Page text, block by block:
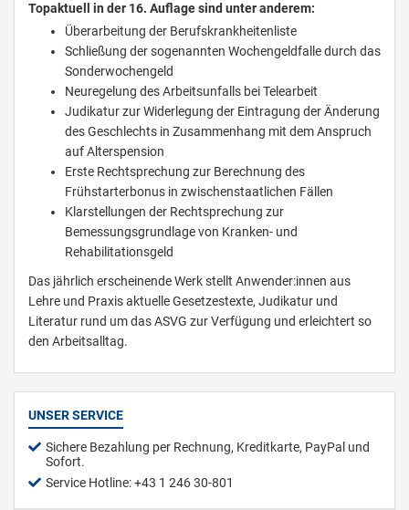
Topaktuell in der 16. Auflage sind unter anderem:
Überarbeitung der Berufskrankheitenliste
Schließung der sogenannten Wochengeldfalle durch das
Sonderwochengeld
Neuregelung des Arbeitsunfalls bei Telearbeit
Judikatur zur Widerlegung der Eintragung der Änderung
des Geschlechts in Zusammenhang mit dem Anspruch
auf Alterspension
Erste Rechtsprechung zur Berechnung des
Frühstarterbonus in zwischenstaatlichen Fällen
Klarstellungen der Rechtsprechung zur
Bemessungsgrundlage von Kranken- und
Rehabilitationsgeld
Das jährlich erscheinende Werk stellt Anwender:innen aus
Lehre und Praxis aktuelle Gesetzestexte, Judikatur und
Literatur rund um das ASVG zur Verfügung und erleichtert so
den Arbeitsalltag.
UNSER SERVICE
Sichere Bezahlung per Rechnung, Kreditkarte, PayPal und
Sofort.
Service Hotline: +43 1 246 30-801